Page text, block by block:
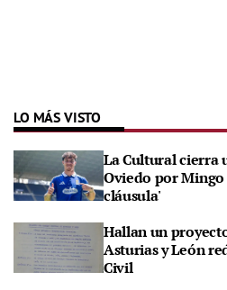
LO MÁS VISTO
La Cultural cierra
Oviedo por
cláusula'
Hallan un
Asturias y León
Civil